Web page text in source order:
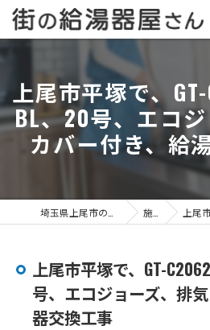
上尾市平塚で、GT-
BL、20号、エコ
カバー付き、給
施工事例 上尾市平塚で
上尾市平塚で、GT-
号、エコジョーズ、排
器交換工事